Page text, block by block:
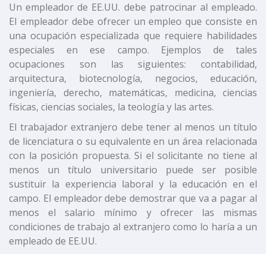
Un empleador de EE.UU. debe patrocinar al empleado.
El empleador debe ofrecer un empleo que consiste en
una ocupación especializada que requiere habilidades
especiales en ese campo. Ejemplos de tales
ocupaciones son las siguientes: contabilidad,
arquitectura, biotecnología, negocios, educación,
ingeniería, derecho, matemáticas, medicina, ciencias
físicas, ciencias sociales, la teología y las artes.
El trabajador extranjero debe tener al menos un título
de licenciatura o su equivalente en un área relacionada
con la posición propuesta. Si el solicitante no tiene al
menos un título universitario puede ser posible
sustituir la experiencia laboral y la educación en el
campo. El empleador debe demostrar que va a pagar al
menos el salario mínimo y ofrecer las mismas
condiciones de trabajo al extranjero como lo haría a un
empleado de EE.UU.